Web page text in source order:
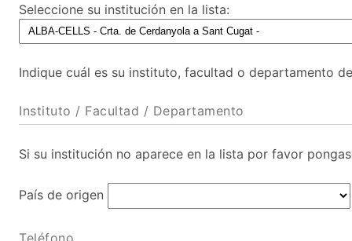
Seleccione su institución en la lista:
Indique cuál es su instituto, facultad o departamento
Instituto / Facultad / Departamento
Si su institución no aparece en la lista por favor
País de origen
Teléfono